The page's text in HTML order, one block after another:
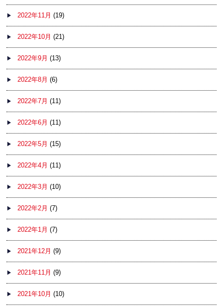
2022年11月 (19)
2022年10月 (21)
2022年9月 (13)
2022年8月 (6)
2022年7月 (11)
2022年6月 (11)
2022年5月 (15)
2022年4月 (11)
2022年3月 (10)
2022年2月 (7)
2022年1月 (7)
2021年12月 (9)
2021年11月 (9)
2021年10月 (10)